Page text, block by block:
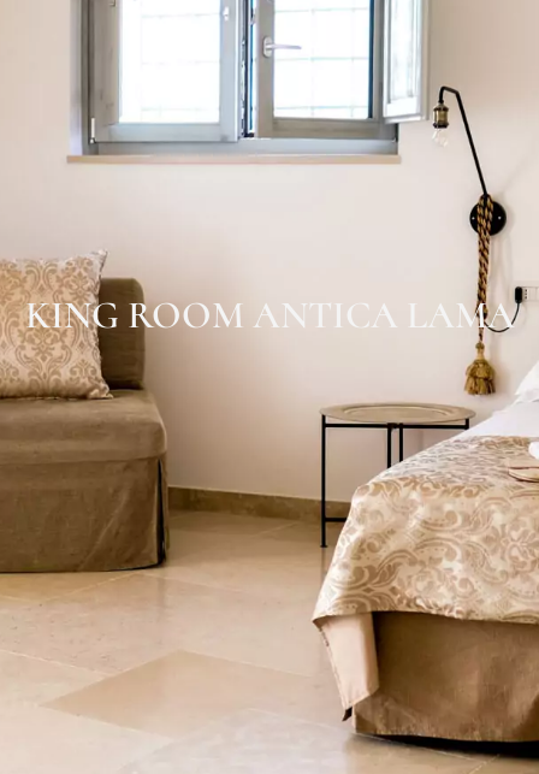
KING ROOM ANTICA LAMA